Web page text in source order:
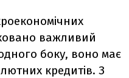
важливий
боку, воно має
кредитів. З